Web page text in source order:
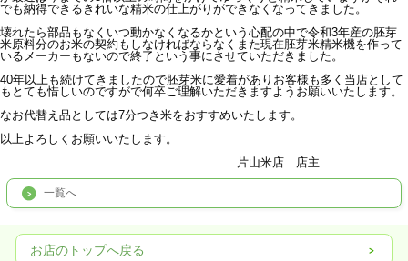
でも納得できるきれいな精米の仕上がりができなくなってきました。
壊れたら部品もなくいつ動かなくなるかという心配の中で令和3年産の胚芽
米原料分のお米の契約もしなければならなくまた現在胚芽米精米機を作って
いるメーカーもないので終了という事にさせていただきました。
40年以上も続けてきましたので胚芽米に愛着がありお客様も多く当店として
もとても惜しいのですがで何卒ご理解いただきますようお願いいたします。
なお代替え品としては7分つき米をおすすめいたします。
以上よろしくお願いいたします。
片山米店 店主
一覧へ
お店のトップへ戻る